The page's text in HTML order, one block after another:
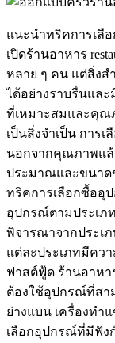
แนะนำทริคการเลื
เปิดร้านอาหาร
หลาย ๆ คน แต่สิ่ง
ได้อย่างราบรื่นแล
ที่เหมาะสมและคุณ
เป็นสิ่งจำเป็น การ
นอกจากคุณภาพแล้
ประมาณและขนาด
ทริคการเลือกซื้ออุ
อุปกรณ์ตามประเภ
พิจารณาจากประเ
แต่ละประเภทมีคว
ฟาสต์ฟู้ด ร้านอาหา
ต้องใช้อุปกรณ์ที่สาม
ย่างแบน เครื่องทำ
เลือกอุปกรณ์ที่มีฟัง